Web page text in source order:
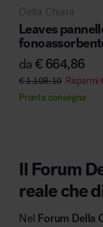
Della Chiara
Leaves
da€ 664,86
€1.108,10 Risparmi
Pronta consegna
Il Forum
reale che
Nel Forum Della